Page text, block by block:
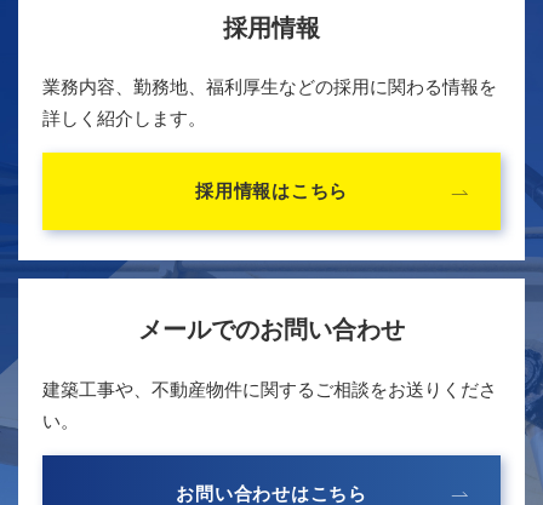
採用情報
業務内容、勤務地、福利厚生などの採用に関わる情報を
詳しく紹介します。
採用情報はこちら
メールでのお問い合わせ
建築工事や、不動産物件に関するご相談をお送りくださ
い。
お問い合わせはこちら